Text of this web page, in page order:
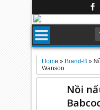
Home » Brand-B »
Wanson
Nồi